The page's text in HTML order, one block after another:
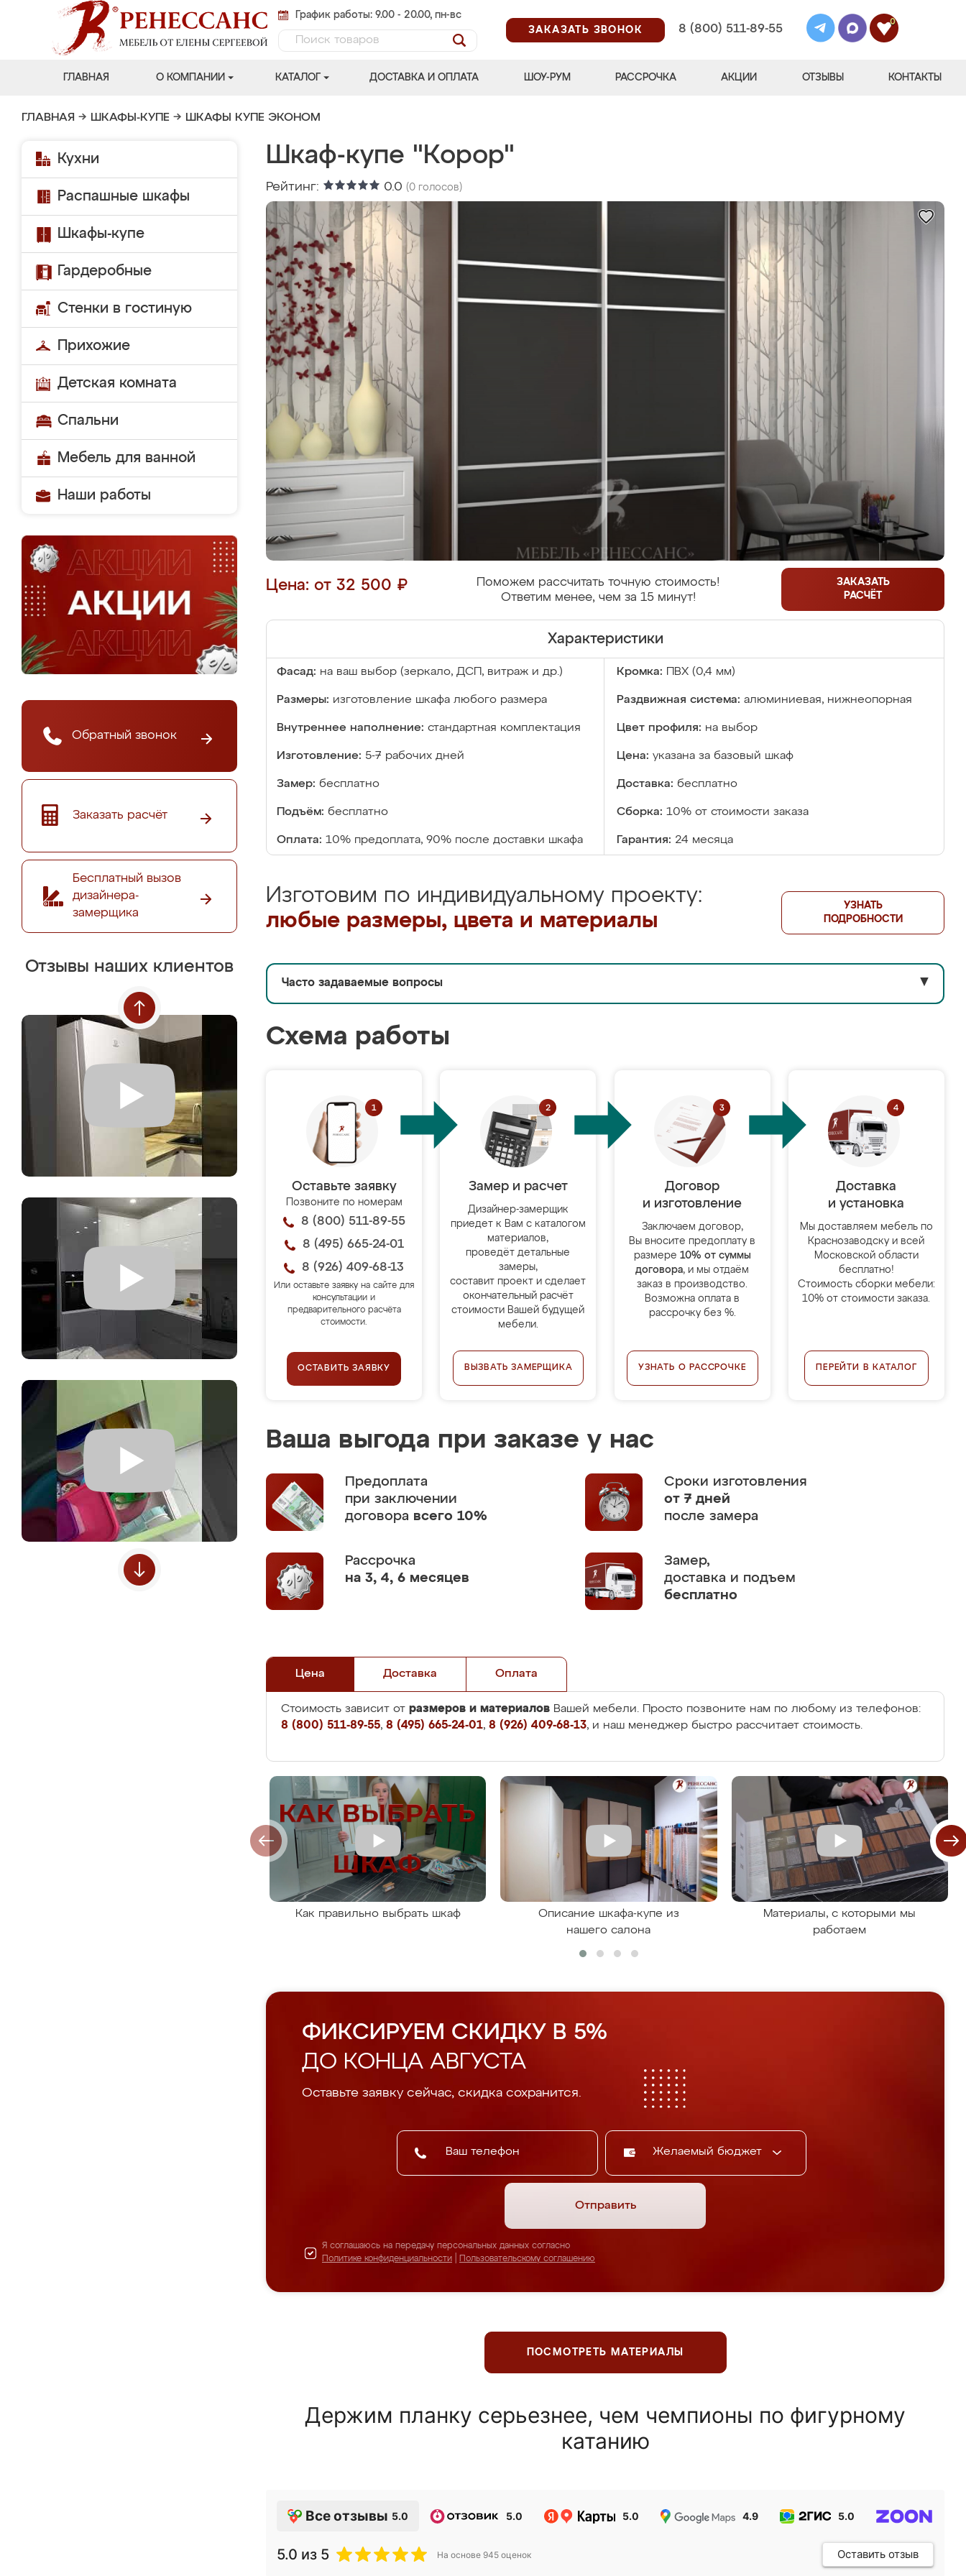
График работы: 9.00 - 20.00, пн-вс
ЗАКАЗАТЬ ЗВОНОК
8 (800) 511-89-55
0
ГЛАВНАЯ О КОМПАНИИ КАТАЛОГ ДОСТАВКА И ОПЛАТА ШОУ-РУМ РАССРОЧКА АКЦИИ ОТЗЫВЫ КОНТАКТЫ
ГЛАВНАЯ → ШКАФЫ-КУПЕ → ШКАФЫ КУПЕ ЭКОНОМ
Кухни
Распашные шкафы
Шкафы-купе
Гардеробные
Стенки в гостиную
Прихожие
Детская комната
Спальни
Мебель для ванной
Наши работы
Обратный звонок
Заказать расчёт
Бесплатный вызов
дизайнера-
замерщика
Отзывы наших клиентов
Шкаф-купе "Корор"
Рейтинг: 0.0 (0 голосов)
Цена: от 32 500 ₽
Поможем рассчитать точную стоимость!
Ответим менее, чем за 15 минут!
ЗАКАЗАТЬ
РАСЧЁТ
Характеристики
Фасад: на ваш выбор (зеркало, ДСП, витраж и др.) Кромка: ПВХ (0,4 мм)
Размеры: изготовление шкафа любого размера Раздвижная система: алюминиевая, нижнеопорная
Внутреннее наполнение: стандартная комплектация Цвет профиля: на выбор
Изготовление: 5-7 рабочих дней Цена: указана за базовый шкаф
Замер: бесплатно Доставка: бесплатно
Подъём: бесплатно Сборка: 10% от стоимости заказа
Оплата: 10% предоплата, 90% после доставки шкафа Гарантия: 24 месяца
Изготовим по индивидуальному проекту:
любые размеры, цвета и материалы
УЗНАТЬ
ПОДРОБНОСТИ
Часто задаваемые вопросы ▼
Схема работы
Оставьте заявку
Позвоните по номерам
8 (800) 511-89-55
8 (495) 665-24-01
8 (926) 409-68-13
Или оставьте заявку на сайте для
консультации и
предварительного расчёта
стоимости.
ОСТАВИТЬ ЗАЯВКУ
Замер и расчет
Дизайнер-замерщик
приедет к Вам с каталогом
материалов,
проведёт детальные
замеры,
составит проект и сделает
окончательный расчёт
стоимости Вашей будущей
мебели.
ВЫЗВАТЬ ЗАМЕРЩИКА
Договор
и изготовление
Заключаем договор,
Вы вносите предоплату в
размере 10% от суммы
договора, и мы отдаём
заказ в производство.
Возможна оплата в
рассрочку без %.
УЗНАТЬ О РАССРОЧКЕ
Доставка
и установка
Мы доставляем мебель по
Краснозаводску и всей
Московской области
бесплатно!
Стоимость сборки мебели:
10% от стоимости заказа.
ПЕРЕЙТИ В КАТАЛОГ
Ваша выгода при заказе у нас
Предоплата
при заключении
договора всего 10%
Сроки изготовления
от 7 дней
после замера
Рассрочка
на 3, 4, 6 месяцев
Замер,
доставка и подъем
бесплатно
Цена Доставка Оплата
Стоимость зависит от размеров и материалов Вашей мебели. Просто позвоните нам по любому из телефонов:
8 (800) 511-89-55, 8 (495) 665-24-01, 8 (926) 409-68-13, и наш менеджер быстро рассчитает стоимость.
Как правильно выбрать шкаф
Описание шкафа-купе из
нашего салона
Материалы, с которыми мы
работаем
ФИКСИРУЕМ СКИДКУ В 5%
ДО КОНЦА АВГУСТА
Оставьте заявку сейчас, скидка сохранится.
Желаемый бюджет
Отправить
Я соглашаюсь на передачу персональных данных согласно
Политике конфиденциальности
Пользовательскому соглашению
ПОСМОТРЕТЬ МАТЕРИАЛЫ
Держим планку серьезнее, чем чемпионы по фигурному
катанию
Все отзывы 5.0 5.0 5.0 4.9 5.0
5.0 из 5 На основе 945 оценок Оставить отзыв